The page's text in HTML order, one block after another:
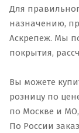
Для
назначению,
Аскрепеж. Мы
покрытия,
Вы можете
розницу по
по Москве и
По России